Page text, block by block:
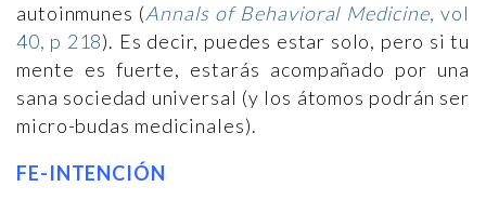
autoinmunes (Annals of Behavioral Medicine, vol
40, p 218). Es decir, puedes estar solo, pero si tu
mente es fuerte, estarás acompañado por una
sana sociedad universal (y los átomos podrán ser
micro-budas medicinales).
FE-INTENCIÓN